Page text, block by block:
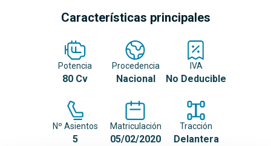
Características principales
Potencia
80 Cv
Procedencia
Nacional
IVA
No Deducible
Nº Asientos
5
Matriculación
05/02/2020
Tracción
Delantera